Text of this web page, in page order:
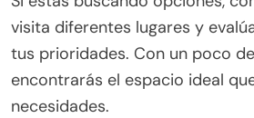
visita diferentes lugares y
tus prioridades. Con un poco
encontrarás el espacio ideal
necesidades.